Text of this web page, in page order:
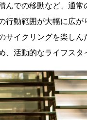
んでの移動など、通
行動範囲が大幅に広
サイクリングを楽し
、活動的なライフスタ